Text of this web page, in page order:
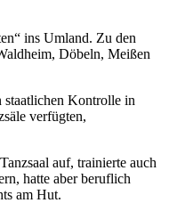
ins Umland. Zu den
Döbeln, Meißen
staatlichen Kontrolle in
verfügten,
auf, trainierte auch
hatte aber beruflich
am Hut.